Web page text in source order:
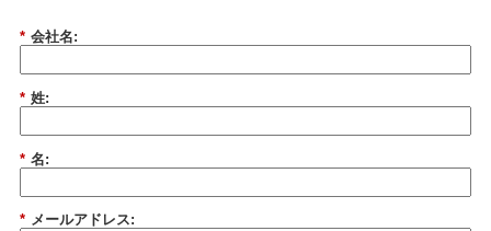
* 会社名:
* 姓:
* 名:
* メールアドレス: